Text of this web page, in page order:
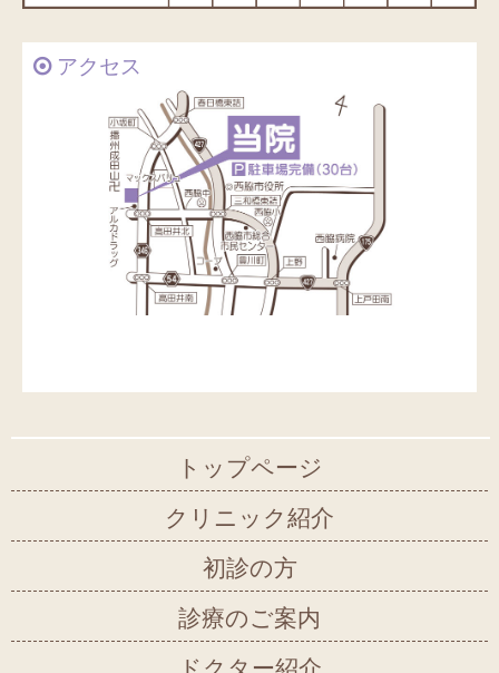
アクセス
トップページ
クリニック紹介
初診の方
診療のご案内
ドクター紹介